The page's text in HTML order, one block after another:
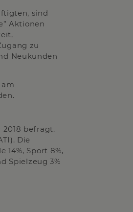
sind
Aktionen
zu
Neukunden
befragt.
Die
Sport 8%,
Spielzeug 3%